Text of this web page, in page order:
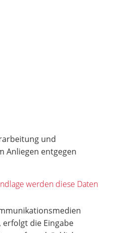
und
Anliegen entgegen
werden diese Daten
die Eingabe